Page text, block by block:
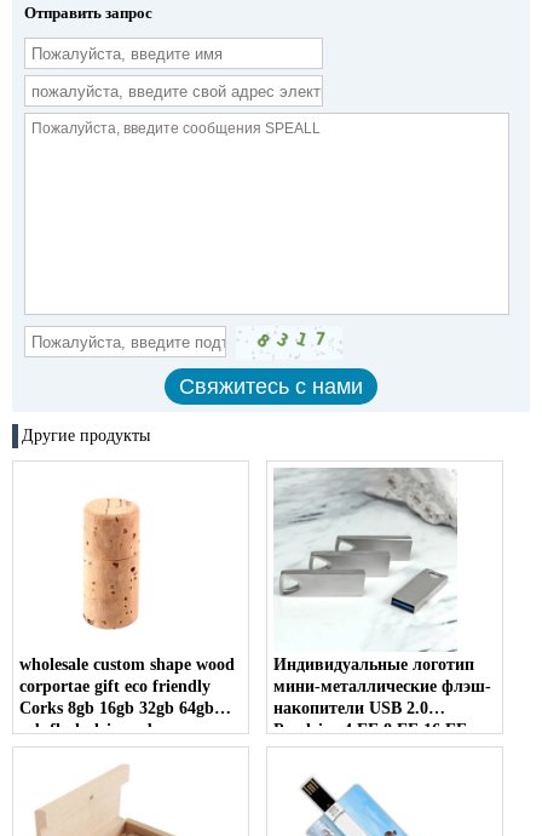
Отправить запрос
Другие продукты
wholesale custom shape wood
corportae gift eco friendly
Corks 8gb 16gb 32gb 64gb
usb flash drive usb memory
stick
Индивидуальные логотип
мини-металлические флэш-
накопители USB 2.0
Pendrive 4 ГБ 8 ГБ 16 ГБ
для рекламных подарков